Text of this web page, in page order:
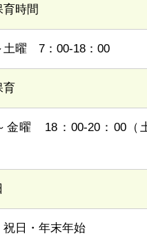
育時間
土曜 7：00-18：00
育
金曜 18：00-20：00（
祝日・年末年始